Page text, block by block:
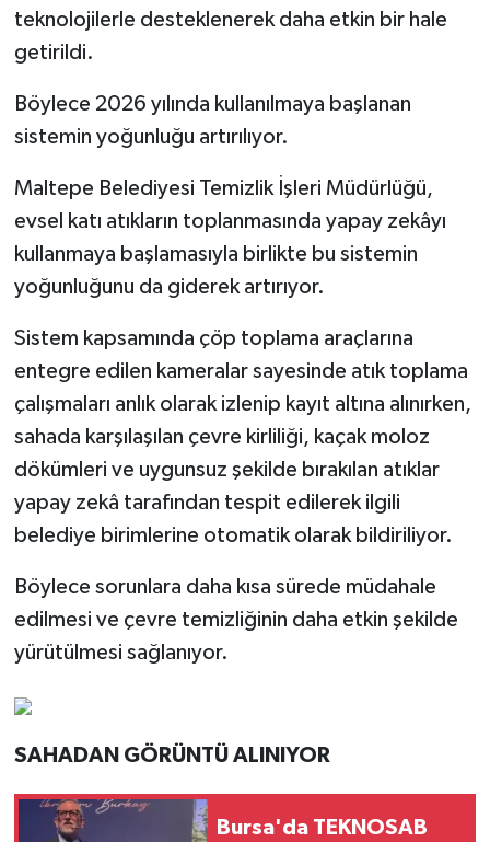
teknolojilerle desteklenerek daha etkin bir hale
getirildi.
Böylece 2026 yılında kullanılmaya başlanan
sistemin yoğunluğu artırılıyor.
Maltepe Belediyesi Temizlik İşleri Müdürlüğü,
evsel katı atıkların toplanmasında yapay zekâyı
kullanmaya başlamasıyla birlikte bu sistemin
yoğunluğunu da giderek artırıyor.
Sistem kapsamında çöp toplama araçlarına
entegre edilen kameralar sayesinde atık toplama
çalışmaları anlık olarak izlenip kayıt altına alınırken,
sahada karşılaşılan çevre kirliliği, kaçak moloz
dökümleri ve uygunsuz şekilde bırakılan atıklar
yapay zekâ tarafından tespit edilerek ilgili
belediye birimlerine otomatik olarak bildiriliyor.
Böylece sorunlara daha kısa sürede müdahale
edilmesi ve çevre temizliğinin daha etkin şekilde
yürütülmesi sağlanıyor.
SAHADAN GÖRÜNTÜ ALINIYOR
Bursa'da TEKNOSAB